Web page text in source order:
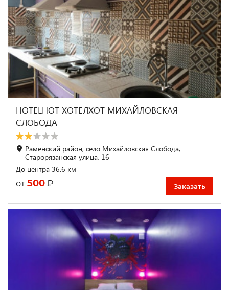
HOTELHOT ХОТЕЛХОТ МИХАЙЛОВСКАЯ
СЛОБОДА
Раменский район, село Михайловская Слобода,
Старорязанская улица, 16
До центра 36.6 км
от 500 ₽ Заказать